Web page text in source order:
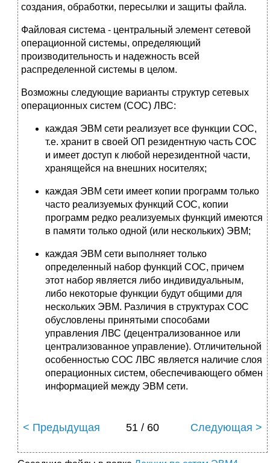
создания, обработки, пересылки и защиты файла.
Файловая система - центральный элемент сетевой
операционной системы, определяющий
производительность и надежность всей
распределенной системы в целом.
Возможны следующие варианты структур сетевых
операционных систем (СОС) ЛВС:
каждая ЭВМ сети реализует все функции СОС,
т.е. хранит в своей ОП резидентную часть СОС
и имеет доступ к любой нерезидентной части,
хранящейся на внешних носителях;
каждая ЭВМ сети имеет копии программ только
часто реализуемых функций СОС, копии
программ редко реализуемых функций имеются
в памяти только одной (или нескольких) ЭВМ;
каждая ЭВМ сети выполняет только
определенный набор функций СОС, причем
этот набор является либо индивидуальным,
либо неко­торые функции будут общими для
нескольких ЭВМ. Различия в структурах СОС
обусловлены принятыми способами
управления ЛВС (децентрализованное или
централизованное управ­ление). Отличительной
особенностью СОС ЛВС является наличие слоя
операционных систем, обеспечивающего обмен
информацией между ЭВМ сети.
< Предыдущая 51 / 60 Следующая >